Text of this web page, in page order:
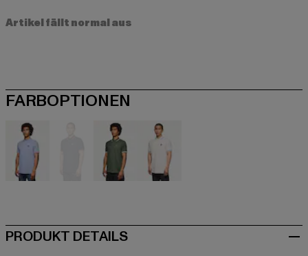
Artikel fällt normal aus
FARBOPTIONEN
PRODUKT DETAILS